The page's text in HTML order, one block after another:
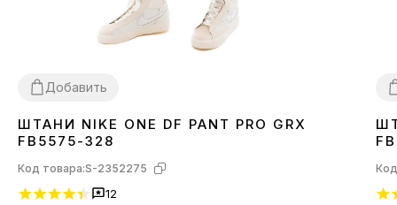
Добавить
XSSM
ШТАНИ NIKE ONE DF PANT PRO GRX
FB5575-328
Код товара:S-2352275
12